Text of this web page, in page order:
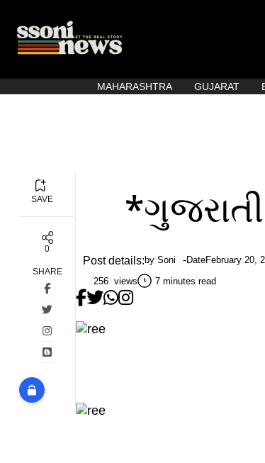
MAHARASHTRA GUJARAT
SAVE
0
SHARE
*ગુજરાતી
Post details: by Soni DateFebruary 20,
256 views
7 minutes read